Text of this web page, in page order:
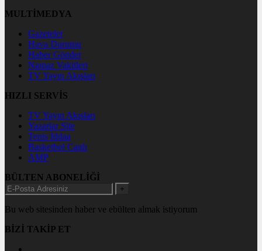
MULTİMEDYA
Gazeteler
Hava Durumu
Haber Gönder
Namaz Vakitleri
TV Yayın Akışları
HIZLI SERVİS
TV Yayın Akışları
Yazarlar Site
Tenis İddaa
Basketbol Canlı
AMP
BÜLTEN ABONELİĞİ
+
Bu web sitesinden haber ve ebülten almak istiyorum
BİZİ TAKİP ET